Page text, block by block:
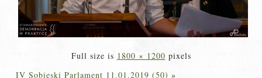
Full size is 1800 × 1200 pixels
IV Sobieski Parlament 11.01.2019 (50) »